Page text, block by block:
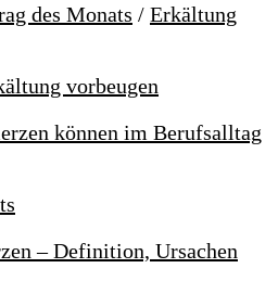
des Monats / Erkältung
vorbeugen
– Definition, Ursachen